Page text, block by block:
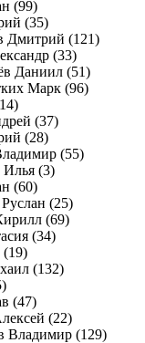
(99)
(35)
Дмитрий (121)
(33)
Даниил (51)
Марк (96)
(37)
(28)
(55)
Илья (3)
(60)
(25)
(69)
(34)
(19)
(132)
(47)
(22)
Владимир (129)